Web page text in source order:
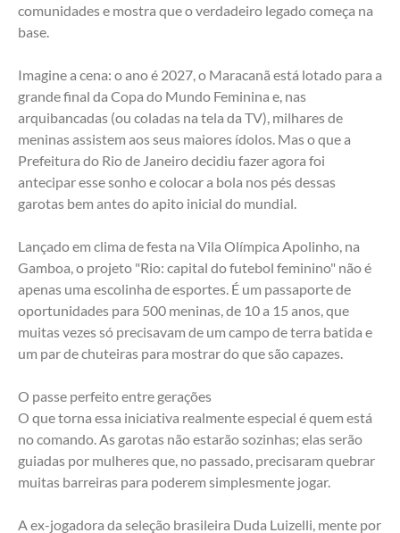
comunidades e mostra que o verdadeiro legado começa na
base.
Imagine a cena: o ano é 2027, o Maracanã está lotado para a
grande final da Copa do Mundo Feminina e, nas
arquibancadas (ou coladas na tela da TV), milhares de
meninas assistem aos seus maiores ídolos. Mas o que a
Prefeitura do Rio de Janeiro decidiu fazer agora foi
antecipar esse sonho e colocar a bola nos pés dessas
garotas bem antes do apito inicial do mundial.
Lançado em clima de festa na Vila Olímpica Apolinho, na
Gamboa, o projeto "Rio: capital do futebol feminino" não é
apenas uma escolinha de esportes. É um passaporte de
oportunidades para 500 meninas, de 10 a 15 anos, que
muitas vezes só precisavam de um campo de terra batida e
um par de chuteiras para mostrar do que são capazes.
O passe perfeito entre gerações
O que torna essa iniciativa realmente especial é quem está
no comando. As garotas não estarão sozinhas; elas serão
guiadas por mulheres que, no passado, precisaram quebrar
muitas barreiras para poderem simplesmente jogar.
A ex-jogadora da seleção brasileira Duda Luizelli, mente por